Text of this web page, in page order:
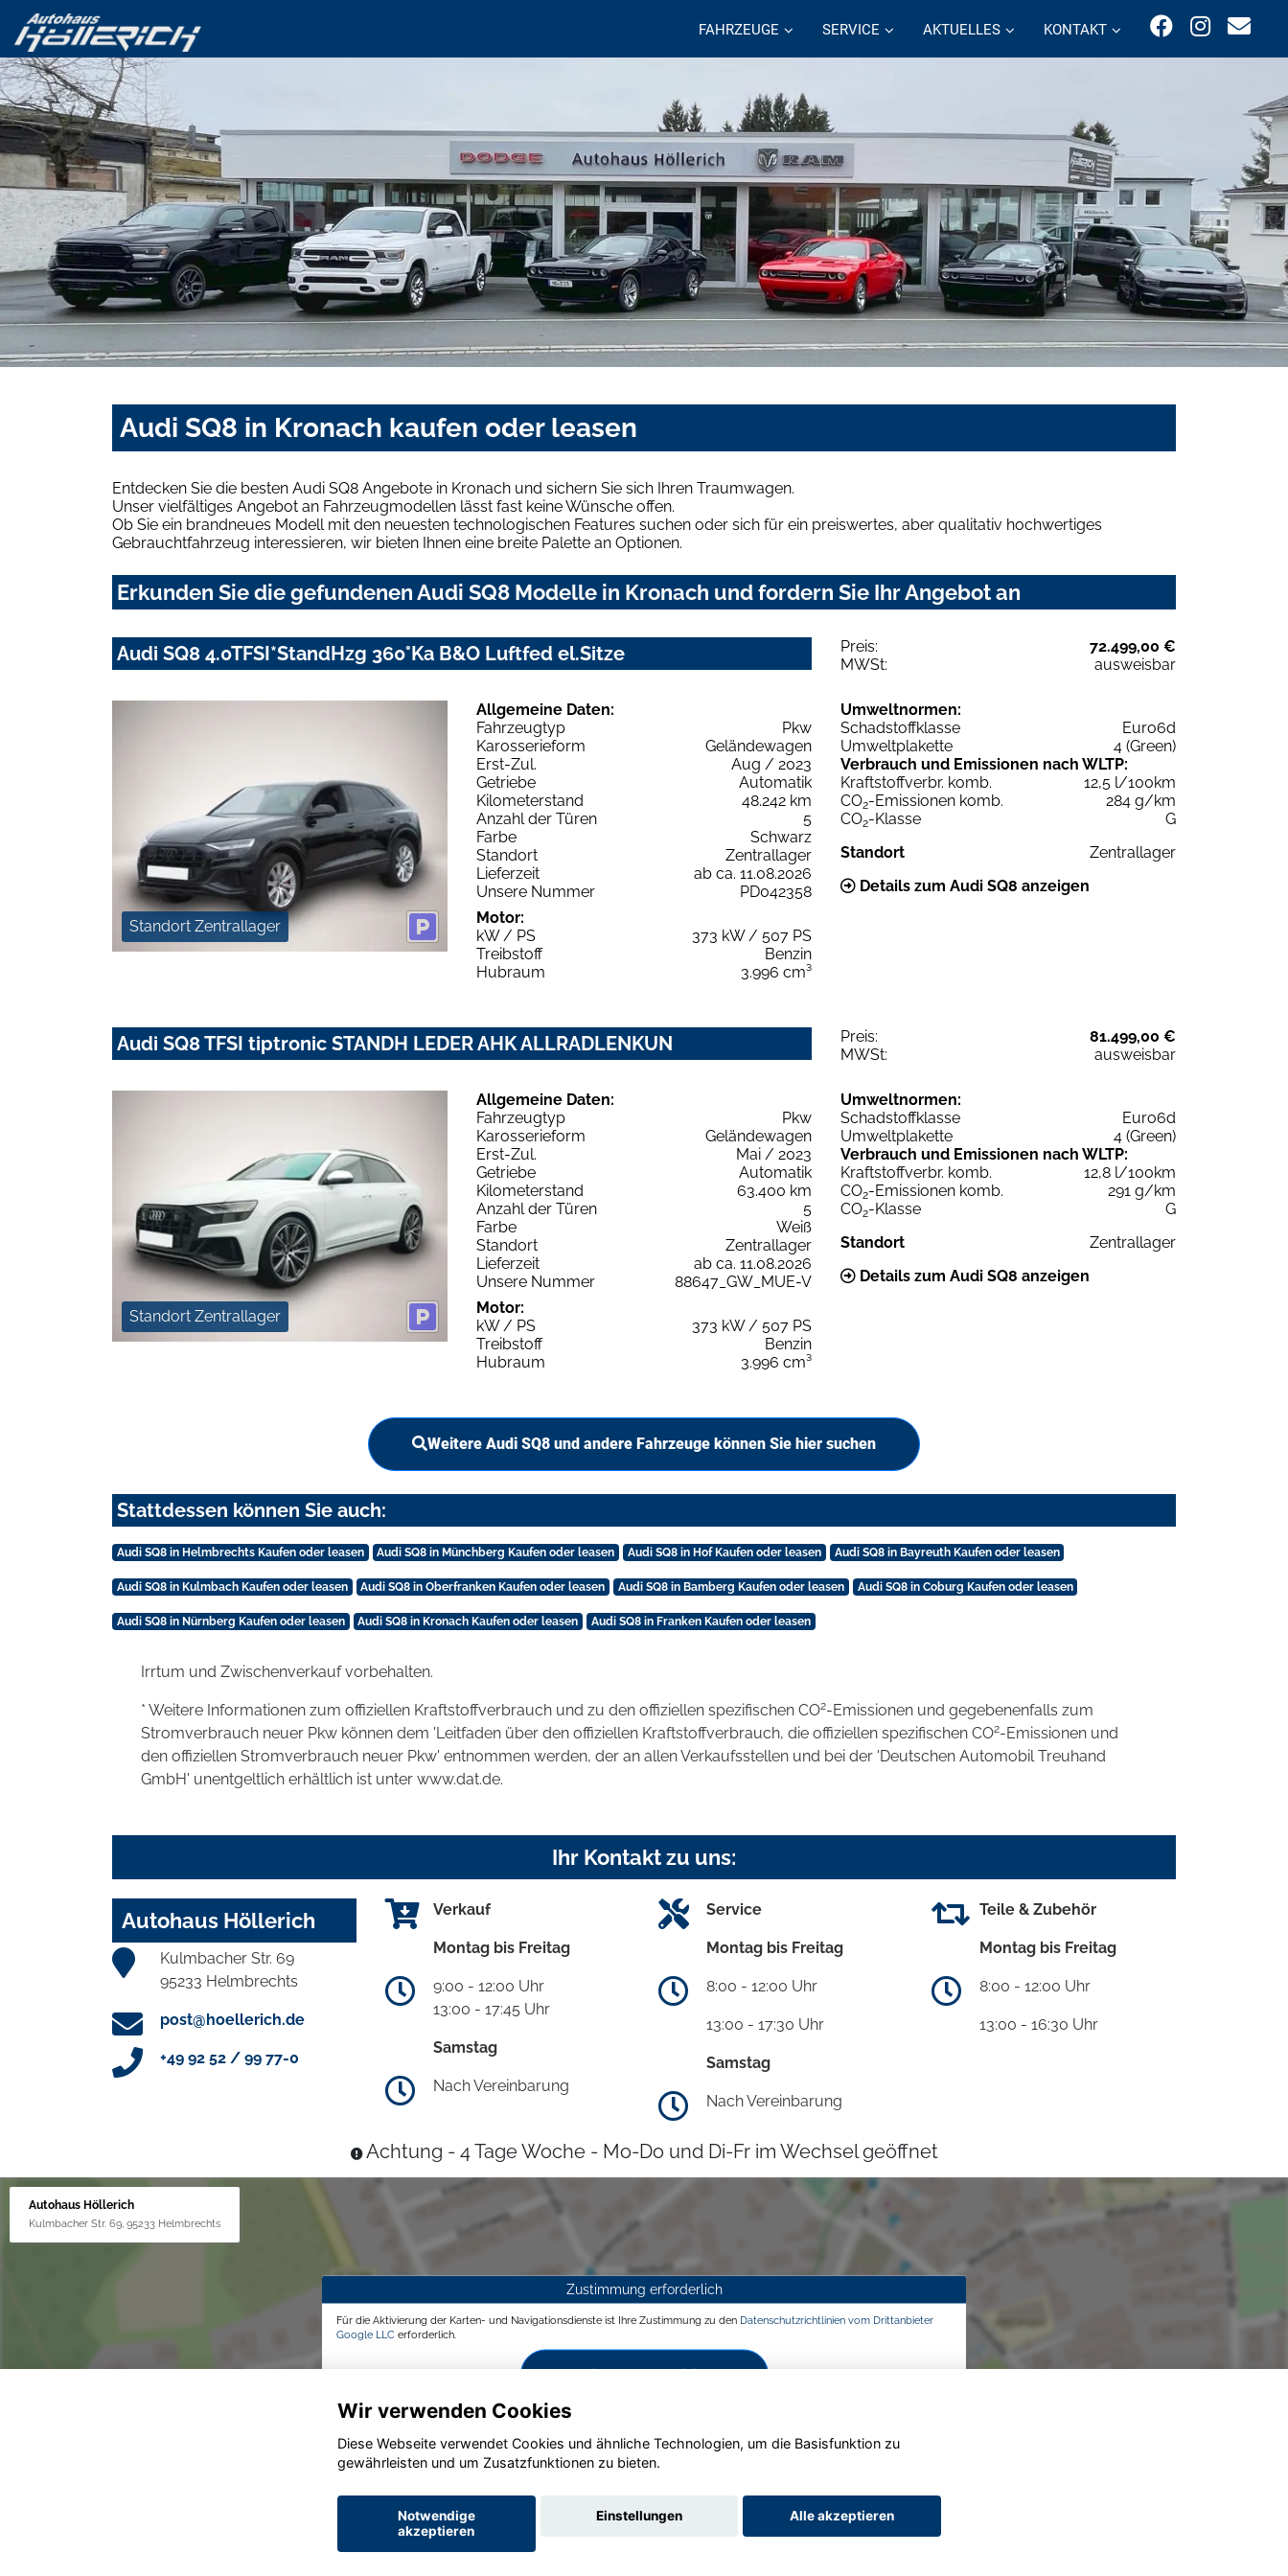
FAHRZEUGE SERVICE AKTUELLES KONTAKT
Audi SQ8 in Kronach kaufen oder leasen
Entdecken Sie die besten Audi SQ8 Angebote in Kronach und sichern Sie sich Ihren Traumwagen.
Unser vielfältiges Angebot an Fahrzeugmodellen lässt fast keine Wünsche offen.
Ob Sie ein brandneues Modell mit den neuesten technologischen Features suchen oder sich für ein preiswertes, aber qualitativ hochwertiges
Gebrauchtfahrzeug interessieren, wir bieten Ihnen eine breite Palette an Optionen.
Erkunden Sie die gefundenen Audi SQ8 Modelle in Kronach und fordern Sie Ihr Angebot an
Audi SQ8 4.0TFSI*StandHzg 360°Ka B&O Luftfed el.Sitze Preis:
72.499,00 €
MWSt:
ausweisbar
Standort Zentrallager
Allgemeine Daten:
Fahrzeugtyp
Pkw
Karosserieform
Geländewagen
Erst-Zul.
Aug / 2023
Getriebe
Automatik
Kilometerstand
48.242 km
Anzahl der Türen
5
Farbe
Schwarz
Standort
Zentrallager
Lieferzeit
ab ca. 11.08.2026
Unsere Nummer
PD042358
Motor:
kW / PS
373 kW / 507 PS
Treibstoff
Benzin
Hubraum
3.996 cm³
Umweltnormen:
Schadstoffklasse
Euro6d
Umweltplakette
4 (Green)
Verbrauch und Emissionen nach WLTP:
Kraftstoffverbr. komb.
12,5 l/100km
CO2-Emissionen komb.
284 g/km
CO2-Klasse
G
Standort
Zentrallager
Details zum Audi SQ8 anzeigen
Audi SQ8 TFSI tiptronic STANDH LEDER AHK ALLRADLENKUN Preis:
81.499,00 €
MWSt:
ausweisbar
Standort Zentrallager
Allgemeine Daten:
Fahrzeugtyp
Pkw
Karosserieform
Geländewagen
Erst-Zul.
Mai / 2023
Getriebe
Automatik
Kilometerstand
63.400 km
Anzahl der Türen
5
Farbe
Weiß
Standort
Zentrallager
Lieferzeit
ab ca. 11.08.2026
Unsere Nummer
88647_GW_MUE-V
Motor:
kW / PS
373 kW / 507 PS
Treibstoff
Benzin
Hubraum
3.996 cm³
Umweltnormen:
Schadstoffklasse
Euro6d
Umweltplakette
4 (Green)
Verbrauch und Emissionen nach WLTP:
Kraftstoffverbr. komb.
12,8 l/100km
CO2-Emissionen komb.
291 g/km
CO2-Klasse
G
Standort
Zentrallager
Details zum Audi SQ8 anzeigen
Weitere Audi SQ8 und andere Fahrzeuge können Sie hier suchen
Stattdessen können Sie auch:
Audi SQ8 in Helmbrechts Kaufen oder leasen Audi SQ8 in Münchberg Kaufen oder leasen Audi SQ8 in Hof Kaufen oder leasen Audi SQ8 in Bayreuth Kaufen oder leasen
Audi SQ8 in Kulmbach Kaufen oder leasen Audi SQ8 in Oberfranken Kaufen oder leasen Audi SQ8 in Bamberg Kaufen oder leasen Audi SQ8 in Coburg Kaufen oder leasen
Audi SQ8 in Nürnberg Kaufen oder leasen Audi SQ8 in Kronach Kaufen oder leasen Audi SQ8 in Franken Kaufen oder leasen
Irrtum und Zwischenverkauf vorbehalten.
* Weitere Informationen zum offiziellen Kraftstoffverbrauch und zu den offiziellen spezifischen CO2-Emissionen und gegebenenfalls zum
Stromverbrauch neuer Pkw können dem 'Leitfaden über den offiziellen Kraftstoffverbrauch, die offiziellen spezifischen CO2-Emissionen und
den offiziellen Stromverbrauch neuer Pkw' entnommen werden, der an allen Verkaufsstellen und bei der 'Deutschen Automobil Treuhand
GmbH' unentgeltlich erhältlich ist unter www.dat.de.
Ihr Kontakt zu uns:
Autohaus Höllerich
Kulmbacher Str. 69
95233 Helmbrechts
post@hoellerich.de
+49 92 52 / 99 77-0
Verkauf
Montag bis Freitag
9:00 - 12:00 Uhr
13:00 - 17:45 Uhr
Samstag
Nach Vereinbarung
Service
Montag bis Freitag
8:00 - 12:00 Uhr
13:00 - 17:30 Uhr
Samstag
Nach Vereinbarung
Teile & Zubehör
Montag bis Freitag
8:00 - 12:00 Uhr
13:00 - 16:30 Uhr
Achtung - 4 Tage Woche - Mo-Do und Di-Fr im Wechsel geöffnet
Autohaus Höllerich
Kulmbacher Str. 69, 95233 Helmbrechts
Zustimmung erforderlich
Für die Aktivierung der Karten- und Navigationsdienste ist Ihre Zustimmung zu den Datenschutzrichtlinien vom Drittanbieter
Google LLC erforderlich.
Zustimmen und aktivieren
Wir verwenden Cookies
Diese Webseite verwendet Cookies und ähnliche Technologien, um die Basisfunktion zu
gewährleisten und um Zusatzfunktionen zu bieten.
Notwendige
akzeptieren
Einstellungen Alle akzeptieren